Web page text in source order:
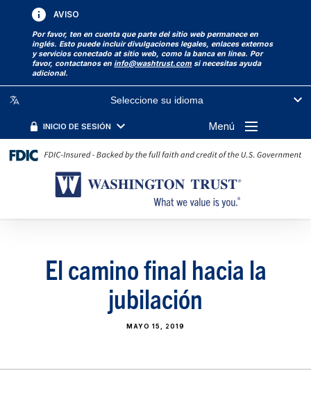
AVISO
Por favor, ten en cuenta que parte del sitio web permanece en
inglés. Esto puede incluir divulgaciones legales, enlaces externos
y servicios conectado at sitio web, como la banca en línea. Por
favor, contactanos eninfo@washtrust.com si necesitas ayuda
adicional.
Seleccione su idioma
INICIO DE SESIÓN Menú
El camino final hacia la
jubilación
MAYO 15, 2019